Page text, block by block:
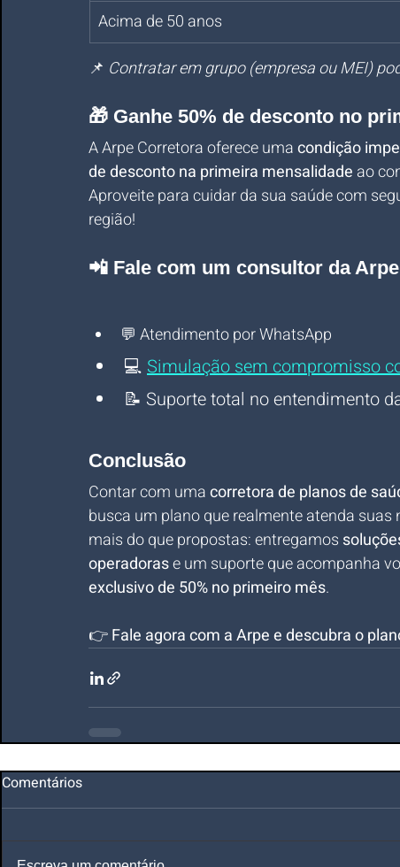
Acima de 50 anos
📌 Contratar em grupo (empresa ou MEI)
🎁 Ganhe 50% de desconto no
A Arpe Corretora oferece uma condição
de desconto na primeira mensalidade ao
Aproveite para cuidar da sua saúde com
região!
📲 Fale com um consultor da
💬 Atendimento por WhatsApp
💻 Simulação sem compromisso
📝 Suporte total no entendimento
Conclusão
Contar com uma corretora de planos de
busca um plano que realmente atenda suas
mais do que propostas: entregamos
operadoras e um suporte que acompanha
exclusivo de 50% no primeiro mês.
👉 Fale agora com a Arpe e descubra o
Comentários